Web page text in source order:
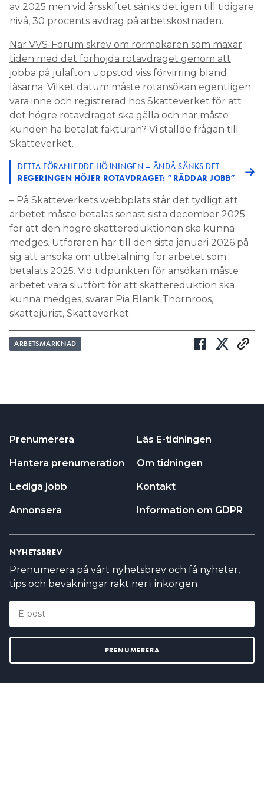
av 2025 men vid årsskiftet sänks det igen till tidigare
nivå, 30 procents avdrag på arbetskostnaden.
När VVS-Forum skrev om rörmokaren som maxar
tiden med det förhöjda rotavdraget genom att
jobba på julafton uppstod viss förvirring bland
läsarna. Vilket datum måste rotansökan egentligen
vara inne och registrerad hos Skatteverket för att
det högre rotavdraget ska gälla och när måste
kunden ha betalat fakturan? Vi ställde frågan till
Skatteverket.
DETTA FÖRANLEDDE HÖJNINGEN – ÄNDÅ SÄNKS DET
REGERINGEN HÖJER ROTAVDRAGET: ”RÄDDAR JOBB”
– På Skatteverkets webbplats står det tydligt att
arbetet måste betalas senast sista december 2025
för att den högre skattereduktionen ska kunna
medges. Utföraren har till den sista januari 2026 på
sig att ansöka om utbetalning för arbetet som
betalats 2025. Vid tidpunkten för ansökan måste
arbetet vara slutfört för att skattereduktion ska
kunna medges, svarar Pia Blank Thörnroos,
skattejurist, Skatteverket.
ARBETSMARKNAD
Prenumerera
Hantera prenumeration
Lediga jobb
Annonsera
Läs E-tidningen
Om tidningen
Kontakt
Information om GDPR
NYHETSBREV
Prenumerera på vårt nyhetsbrev och få nyheter,
tips och bevakningar rakt ner i inkorgen